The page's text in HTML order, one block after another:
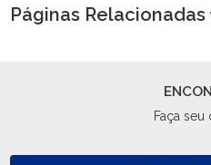
Páginas Relacionadas
Faça